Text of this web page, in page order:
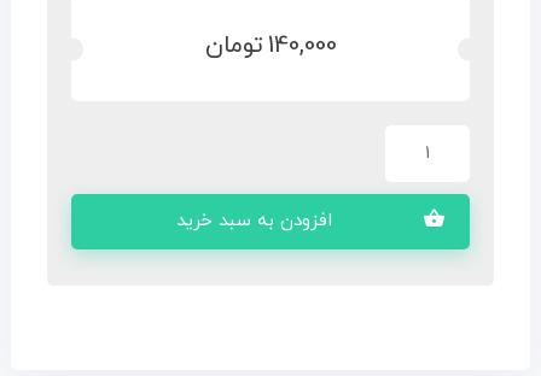
140,000 تومان
افزودن به سبد خرید